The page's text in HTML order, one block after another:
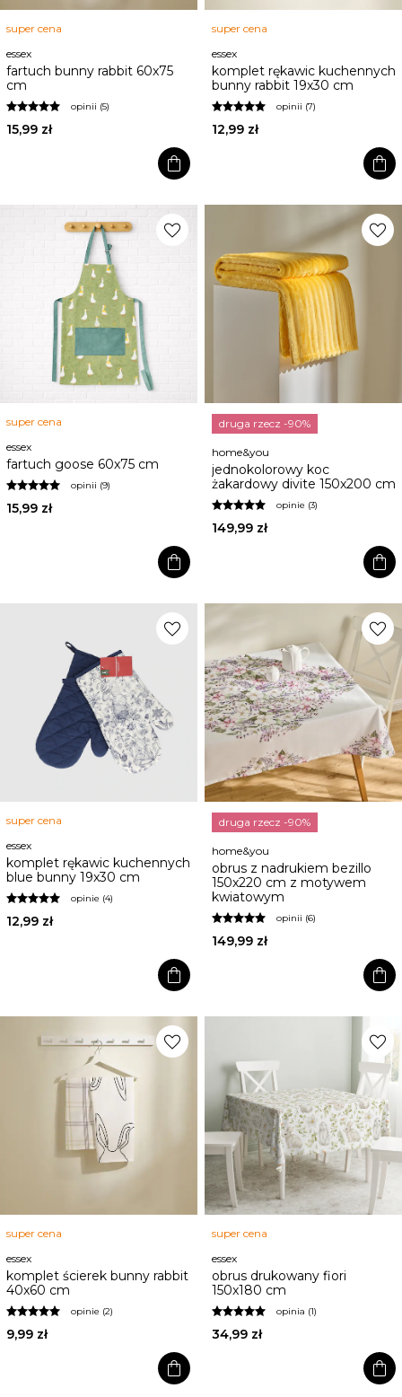
super cena
essex
fartuch bunny rabbit 60x75
cm
opinii (5)
15,99 zł
shopping_bag
super cena
essex
komplet rękawic kuchennych
bunny rabbit 19x30 cm
opinii (7)
12,99 zł
shopping_bag
favorite
super cena
essex
fartuch goose 60x75 cm
opinii (9)
15,99 zł
shopping_bag
favorite
druga rzecz -90%
home&you
jednokolorowy koc
żakardowy divite 150x200 cm
opinie (3)
149,99 zł
shopping_bag
favorite
super cena
essex
komplet rękawic kuchennych
blue bunny 19x30 cm
opinie (4)
12,99 zł
shopping_bag
favorite
druga rzecz -90%
home&you
obrus z nadrukiem bezillo
150x220 cm z motywem
kwiatowym
opinii (6)
149,99 zł
shopping_bag
favorite
super cena
essex
komplet ścierek bunny rabbit
40x60 cm
opinie (2)
9,99 zł
shopping_bag
favorite
super cena
essex
obrus drukowany fiori
150x180 cm
opinia (1)
34,99 zł
shopping_bag